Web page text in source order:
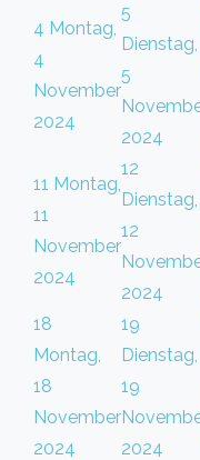
4 Montag,
4
November
2024
5
Dienstag,
5
2024
11 Montag,
11
November
2024
12
Dienstag,
12
2024
18
Montag,
18
November
2024
19
Dienstag,
19
2024